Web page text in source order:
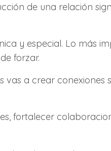
de una relación
y especial. Lo más
forzar.
a crear
fortalecer